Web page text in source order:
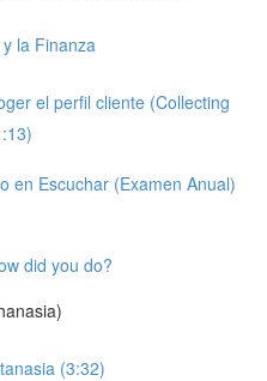
la Finanza
el perfil cliente (Collecting
en Escuchar (Examen Anual)
did you do?
(3:32)